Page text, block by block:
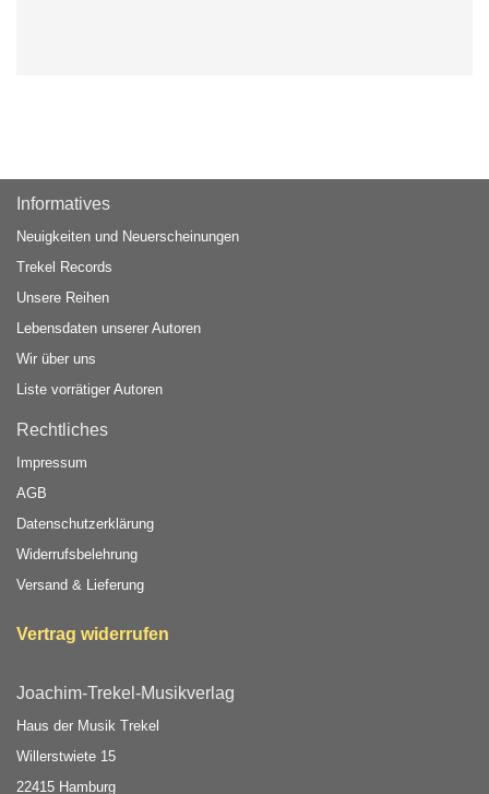
Informatives
Neuigkeiten und Neuerscheinungen
Trekel Records
Unsere Reihen
Lebensdaten unserer Autoren
Wir über uns
Liste vorrätiger Autoren
Rechtliches
Impressum
AGB
Datenschutzerklärung
Widerrufsbelehrung
Versand & Lieferung
Vertrag widerrufen
Joachim-Trekel-Musikverlag
Haus der Musik Trekel
Willerstwiete 15
22415 Hamburg